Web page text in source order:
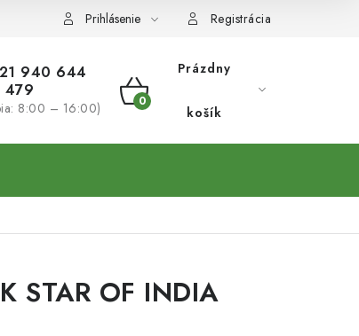
Prihlásenie Registrácia
940 644
479
8:00 – 16:00)
NÁKUPNÝ
Prázdny
košík
STAR OF INDIA